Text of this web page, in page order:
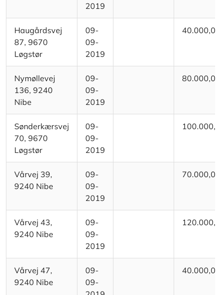
2019
Haugårdsvej
87, 9670
Løgstør
09-
09-
2019
40.000,00
Nymøllevej
136, 9240
Nibe
09-
09-
2019
80.000,00
Sønderkærsvej
70, 9670
Løgstør
09-
09-
2019
Vårvej 39,
9240 Nibe
09-
09-
2019
70.000,00
Vårvej 43,
9240 Nibe
09-
09-
2019
Vårvej 47,
9240 Nibe
09-
09-
40.000,00